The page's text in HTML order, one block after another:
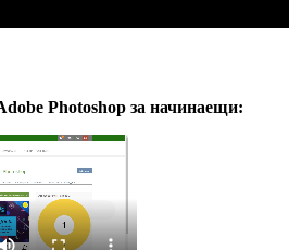
Photoshop за начинаещи: